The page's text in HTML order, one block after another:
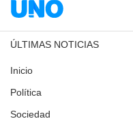
ÚLTIMAS NOTICIAS
Inicio
Política
Sociedad